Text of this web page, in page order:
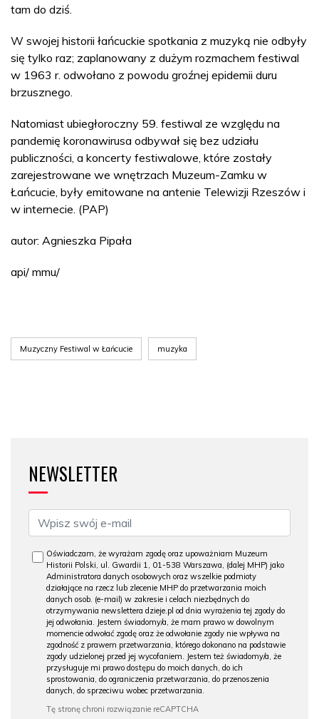
tam do dziś.
W swojej historii łańcuckie spotkania z muzyką nie odbyły
się tylko raz; zaplanowany z dużym rozmachem festiwal
w 1963 r. odwołano z powodu groźnej epidemii duru
brzusznego.
Natomiast ubiegłoroczny 59. festiwal ze względu na
pandemię koronawirusa odbywał się bez udziału
publiczności, a koncerty festiwalowe, które zostały
zarejestrowane we wnętrzach Muzeum-Zamku w
Łańcucie, były emitowane na antenie Telewizji Rzeszów i
w internecie. (PAP)
autor: Agnieszka Pipała
api/ mmu/
Muzyczny Festiwal w Łańcucie muzyka
NEWSLETTER
Oświadczam, że wyrażam zgodę oraz upoważniam Muzeum
Historii Polski, ul. Gwardii 1, 01-538 Warszawa, (dalej MHP) jako
Administratora danych osobowych oraz wszelkie podmioty
działające na rzecz lub zlecenie MHP do przetwarzania moich
danych osob. (e-mail) w zakresie i celach niezbędnych do
otrzymywania newslettera dzieje.pl od dnia wyrażenia tej zgody do
jej odwołania. Jestem świadomy/a, że mam prawo w dowolnym
momencie odwołać zgodę oraz że odwołanie zgody nie wpływa na
zgodność z prawem przetwarzania, którego dokonano na podstawie
zgody udzielonej przed jej wycofaniem. Jestem też świadomy/a, że
przysługuje mi prawo dostępu do moich danych, do ich
sprostowania, do ograniczenia przetwarzania, do przenoszenia
danych, do sprzeciwu wobec przetwarzania.